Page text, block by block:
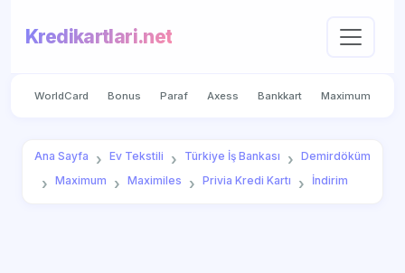
Kredikartlari.net
WorldCard Bonus Paraf Axess Bankkart Maximum
Ana Sayfa Ev Tekstili Türkiye İş Bankası
Demirdöküm
Maximum
Maximiles Privia Kredi Kartı İndirim